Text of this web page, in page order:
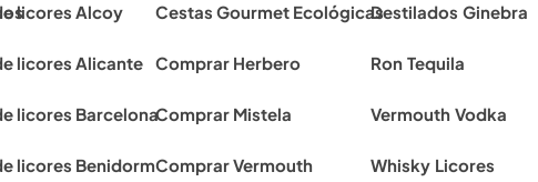
licores Alcoy
licores Alicante
licores Barcelona
licores Benidorm
Cestas Gourmet Ecológicas
Comprar Herbero
Comprar Mistela
Comprar Vermouth
Destilados Ginebra
Ron Tequila
Vermouth Vodka
Whisky Licores